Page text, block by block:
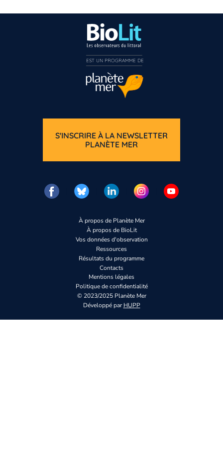
À propos de Planète Mer
À propos de BioLit
Vos données d'observation
Ressources
Résultats du programme
Contacts
Mentions légales
Politique de confidentialité
© 2023/2025 Planète Mer
Développé parHUPP
S'INSCRIRE À LA NEWSLETTER
PLANÈTE MER